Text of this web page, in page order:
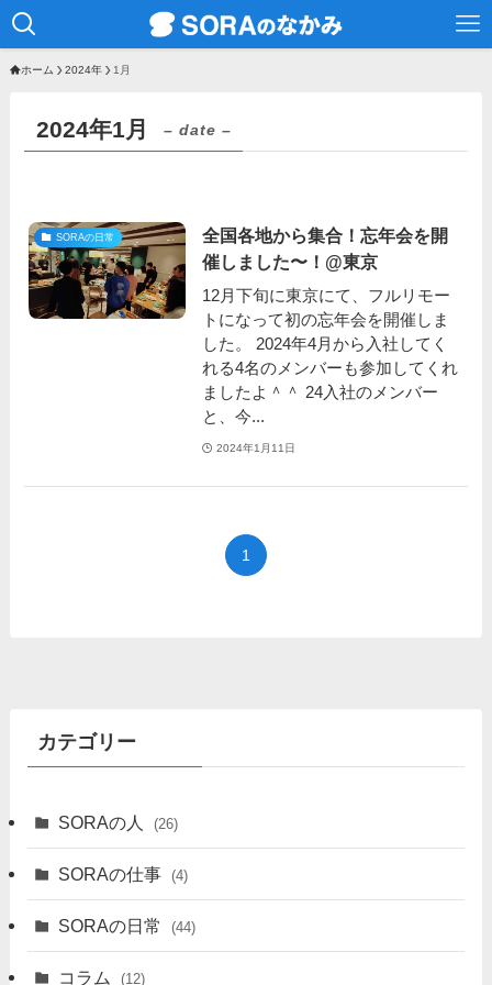
ホーム 2024年 1月
2024年1月 – date –
SORAの日常
全国各地から集合！忘年会を開
催しました〜！@東京
12月下旬に東京にて、フルリモー
トになって初の忘年会を開催しま
した。 2024年4月から入社してく
れる4名のメンバーも参加してくれ
ましたよ＾＾ 24入社のメンバー
と、今...
2024年1月11日
1
カテゴリー
SORAの人 (26)
SORAの仕事 (4)
SORAの日常 (44)
コラム (12)